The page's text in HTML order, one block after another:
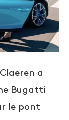
a
Bugatti
le pont